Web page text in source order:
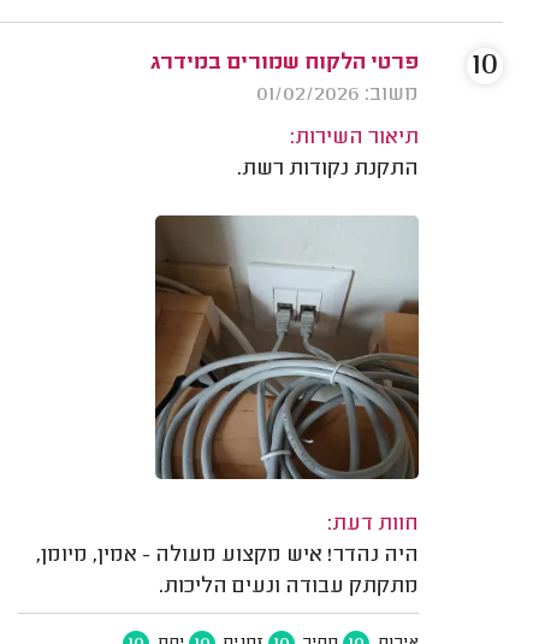
פרטי הלקוח שמורים במידרג
משוב: 01/02/2026
תיאור השירות:
התקנת נקודות רשת.
חוות דעת:
היה נהדר! איש מקצוע מעולה - אמין, מיומן,
מתקתק עבודה ונעים הליכות.
10